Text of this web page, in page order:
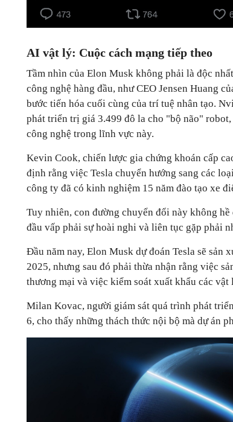
AI vật lý: Cuộc cách mạng tiếp theo
Tầm nhìn của Elon Musk không phải là độc
công nghệ hàng đầu, như CEO Jensen Huang
bước tiến hóa cuối cùng của trí tuệ nhân tạo.
phát triển trị giá 3.499 đô la cho "bộ não"
công nghệ trong lĩnh vực này.
Kevin Cook, chiến lược gia chứng khoán cấp
định rằng việc Tesla chuyển hướng sang các
công ty đã có kinh nghiệm 15 năm đào tạo xe
Tuy nhiên, con đường chuyển đổi này không
đầu vấp phải sự hoài nghi và liên tục gặp phải
Đầu năm nay, Elon Musk dự đoán Tesla sẽ sản
2025, nhưng sau đó phải thừa nhận rằng việc
thương mại và việc kiểm soát xuất khẩu các
Milan Kovac, người giám sát quá trình phát
6, cho thấy những thách thức nội bộ mà dự án